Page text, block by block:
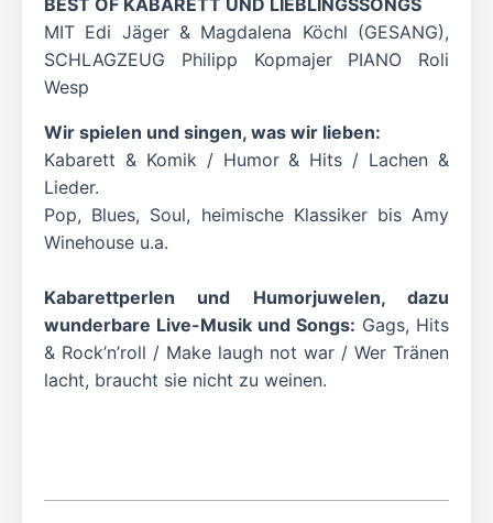
BEST OF KABARETT UND LIEBLINGSSONGS
MIT Edi Jäger & Magdalena Köchl (GESANG),
SCHLAGZEUG Philipp Kopmajer PIANO Roli
Wesp
Wir spielen und singen, was wir lieben:
Kabarett & Komik / Humor & Hits / Lachen &
Lieder.
Pop, Blues, Soul, heimische Klassiker bis Amy
Winehouse u.a.
Kabarettperlen und Humorjuwelen, dazu
wunderbare Live-Musik und Songs: Gags, Hits
& Rock’n’roll / Make laugh not war / Wer Tränen
lacht, braucht sie nicht zu weinen.